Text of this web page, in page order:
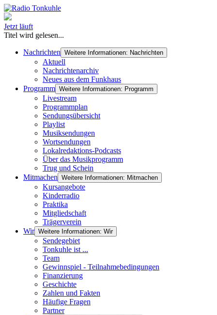
Jetzt läuft
Titel wird gelesen...
Nachrichten Weitere Informationen: Nachrichten
Aktuell
Nachrichtenarchiv
Neues aus dem Funkhaus
Programm Weitere Informationen: Programm
Livestream
Programmplan
Sendungsübersicht
Playlist
Musiksendungen
Wortsendungen
Lokalredaktions-Podcasts
Über das Musikprogramm
Trug und Schein
Mitmachen Weitere Informationen: Mitmachen
Kursangebote
Kinderradio
Praktika
Mitgliedschaft
Trägerverein
Wir Weitere Informationen: Wir
Sendegebiet
Tonkuhle ist ...
Team
Gewinnspiel - Teilnahmebedingungen
Finanzierung
Geschichte
Zahlen und Fakten
Häufige Fragen
Partner